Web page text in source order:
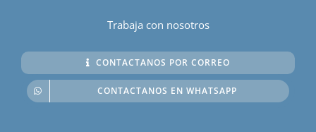
Trabaja con nosotros
CONTACTANOS POR CORREO
CONTACTANOS EN WHATSAPP